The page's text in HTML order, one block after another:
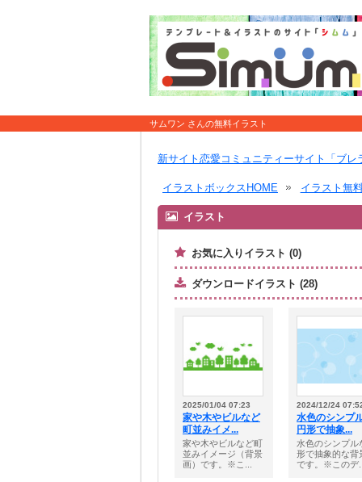
サムワン さんの無料イラスト
新サイト恋愛コミュニティーサイト「ブレ
イラストボックスHOME イラスト無
イラスト
お気に入りイラスト (0)
ダウンロードイラスト (28)
2025/01/04 07:23
家や木やビルなど
町並みイメ...
家や木やビルなど町
並みイメージ（背景
画）です。※こ...
2024/12/24
水色のシンプ
円形で抽象...
水色のシンプル
形で抽象的な背
です。※このデ